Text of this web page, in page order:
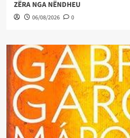
ZËRA NGA NËNDHEU
06/08/2026 0